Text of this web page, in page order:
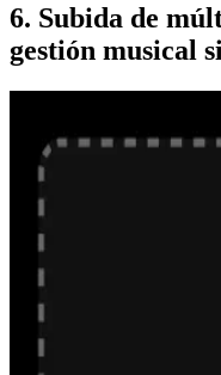
6. Subida de
gestión musical